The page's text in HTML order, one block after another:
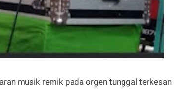
musik remik pada orgen tunggal terkesan